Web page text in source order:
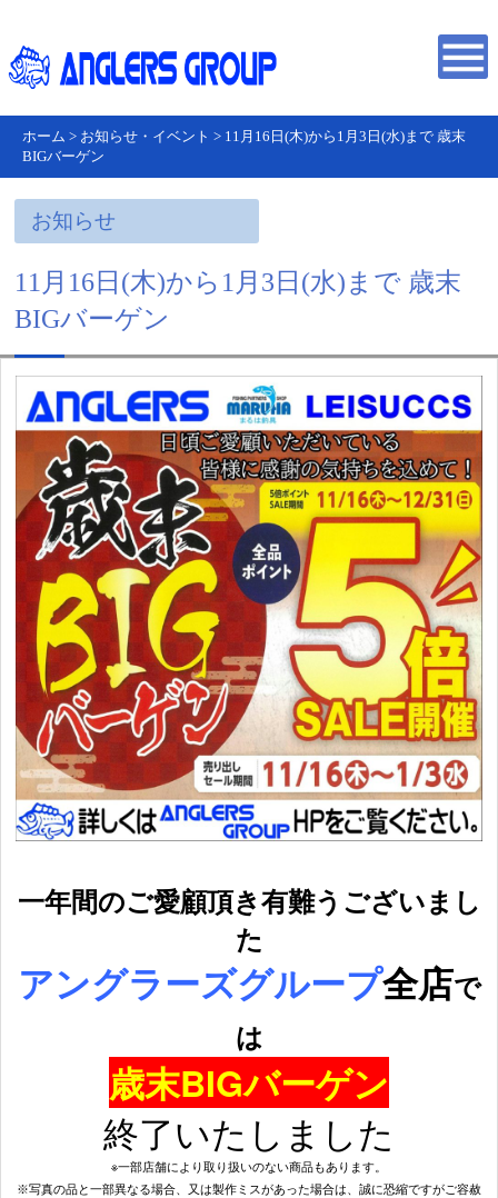
ホーム > お知らせ・イベント > 11月16日(木)から1月3日(水)まで 歳末
BIGバーゲン
お知らせ
11月16日(木)から1月3日(水)まで 歳末
BIGバーゲン
一年間のご愛顧頂き有難うございまし
た
アングラーズグループ全店で
は
歳末BIGバーゲン
終了いたしました
※一部店舗により取り扱いのない商品もあります。
※写真の品と一部異なる場合、又は製作ミスがあった場合は、誠に恐縮ですがご容赦